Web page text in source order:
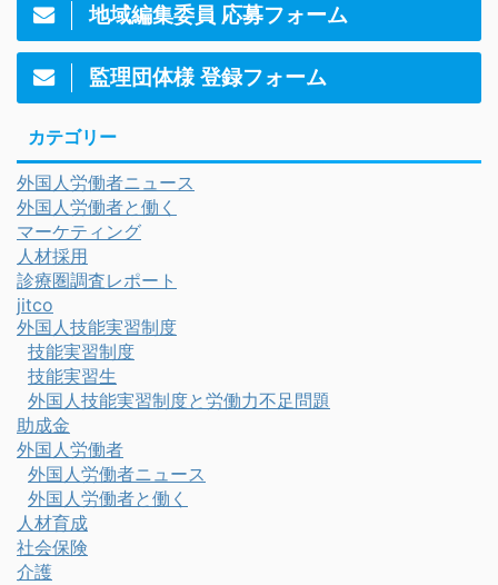
地域編集委員 応募フォーム
監理団体様 登録フォーム
カテゴリー
外国人労働者ニュース
外国人労働者と働く
マーケティング
人材採用
診療圏調査レポート
jitco
外国人技能実習制度
技能実習制度
技能実習生
外国人技能実習制度と労働力不足問題
助成金
外国人労働者
外国人労働者ニュース
外国人労働者と働く
人材育成
社会保険
介護